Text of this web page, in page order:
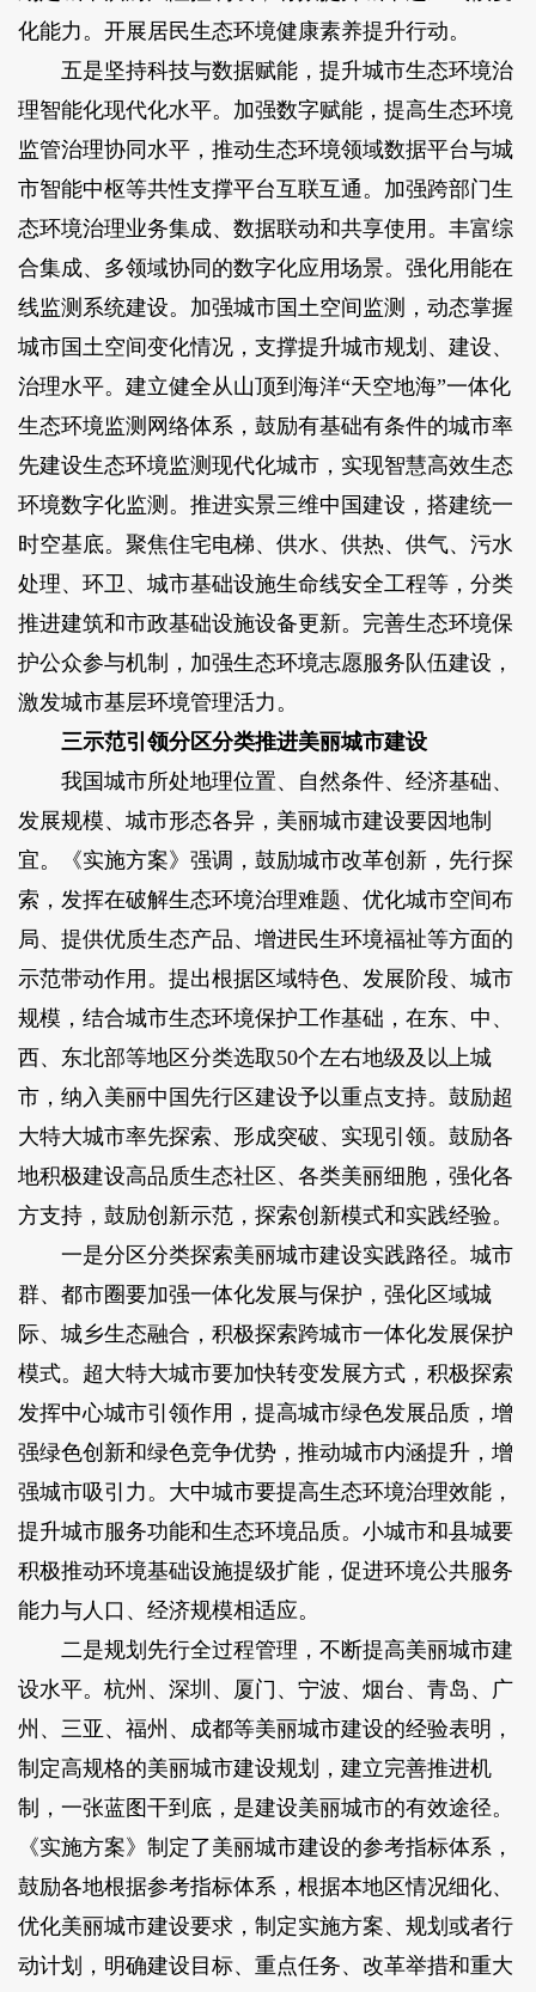
化能力。开展居民生态环境健康素养提升行动。
五是坚持科技与数据赋能，提升城市生态环境治
理智能化现代化水平。加强数字赋能，提高生态环境
监管治理协同水平，推动生态环境领域数据平台与城
市智能中枢等共性支撑平台互联互通。加强跨部门生
态环境治理业务集成、数据联动和共享使用。丰富综
合集成、多领域协同的数字化应用场景。强化用能在
线监测系统建设。加强城市国土空间监测，动态掌握
城市国土空间变化情况，支撑提升城市规划、建设、
治理水平。建立健全从山顶到海洋“天空地海”一体化
生态环境监测网络体系，鼓励有基础有条件的城市率
先建设生态环境监测现代化城市，实现智慧高效生态
环境数字化监测。推进实景三维中国建设，搭建统一
时空基底。聚焦住宅电梯、供水、供热、供气、污水
处理、环卫、城市基础设施生命线安全工程等，分类
推进建筑和市政基础设施设备更新。完善生态环境保
护公众参与机制，加强生态环境志愿服务队伍建设，
激发城市基层环境管理活力。
三示范引领分区分类推进美丽城市建设
我国城市所处地理位置、自然条件、经济基础、
发展规模、城市形态各异，美丽城市建设要因地制
宜。《实施方案》强调，鼓励城市改革创新，先行探
索，发挥在破解生态环境治理难题、优化城市空间布
局、提供优质生态产品、增进民生环境福祉等方面的
示范带动作用。提出根据区域特色、发展阶段、城市
规模，结合城市生态环境保护工作基础，在东、中、
西、东北部等地区分类选取50个左右地级及以上城
市，纳入美丽中国先行区建设予以重点支持。鼓励超
大特大城市率先探索、形成突破、实现引领。鼓励各
地积极建设高品质生态社区、各类美丽细胞，强化各
方支持，鼓励创新示范，探索创新模式和实践经验。
一是分区分类探索美丽城市建设实践路径。城市
群、都市圈要加强一体化发展与保护，强化区域城
际、城乡生态融合，积极探索跨城市一体化发展保护
模式。超大特大城市要加快转变发展方式，积极探索
发挥中心城市引领作用，提高城市绿色发展品质，增
强绿色创新和绿色竞争优势，推动城市内涵提升，增
强城市吸引力。大中城市要提高生态环境治理效能，
提升城市服务功能和生态环境品质。小城市和县城要
积极推动环境基础设施提级扩能，促进环境公共服务
能力与人口、经济规模相适应。
二是规划先行全过程管理，不断提高美丽城市建
设水平。杭州、深圳、厦门、宁波、烟台、青岛、广
州、三亚、福州、成都等美丽城市建设的经验表明，
制定高规格的美丽城市建设规划，建立完善推进机
制，一张蓝图干到底，是建设美丽城市的有效途径。
《实施方案》制定了美丽城市建设的参考指标体系，
鼓励各地根据参考指标体系，根据本地区情况细化、
优化美丽城市建设要求，制定实施方案、规划或者行
动计划，明确建设目标、重点任务、改革举措和重大